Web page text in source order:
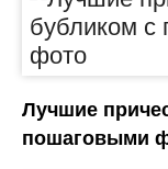
Лучшие
пошаговыми